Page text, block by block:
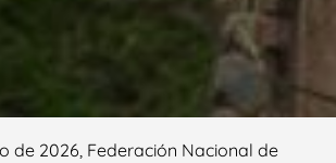
de 2026, Federación Nacional de